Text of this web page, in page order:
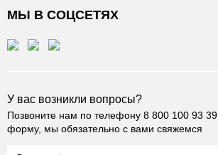
МЫ В СОЦСЕТЯХ
У вас возникли вопросы?
Позвоните нам по телефону 8 800 100 93 39
форму, мы обязательно с вами свяжемся